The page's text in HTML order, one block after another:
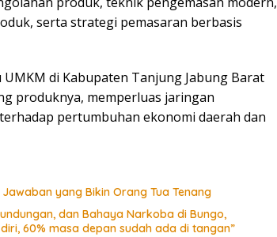
serta strategi pemasaran berbasis
di Kabupaten Tanjung Jabung Barat
produknya, memperluas jaringan
pertumbuhan ekonomi daerah dan
yang Bikin Orang Tua Tenang
dan Bahaya Narkoba di Bungo,
60% masa depan sudah ada di tangan”